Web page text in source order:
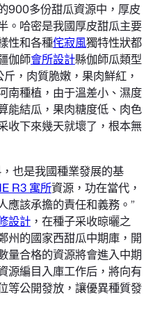
900多份甜瓜資源中，厚皮
。哈密是我國厚皮甜瓜主要
性和各種侘寂風獨特性狀都
伽師會所設計縣伽師瓜類型
，肉質脆嫩，果肉鮮紅，
南種植，由于溫差小、濕度
能結瓜，果肉糖度低、肉色
收下來幾天就壞了，根本無
也是我國種業發展的基
R3 寓所資源，功在當代，
應該承擔的責任和義務。”
設計 ，在種子采收晾曬之
州的國家西甜瓜中期庫，開
量合格的資源將會進入中期
源編目入庫工作后，將向有
等公開發放，讓優異種質發